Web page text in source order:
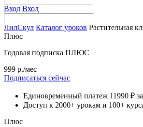
Вход Вход
ЛилСкул Каталог уроков Растительная
Плюс
Годовая подписка ПЛЮС
999 р./мес
Подписаться сейчас
Единовременный платеж 11990 ₽
Доступ к 2000+ урокам и 100+
Плюс